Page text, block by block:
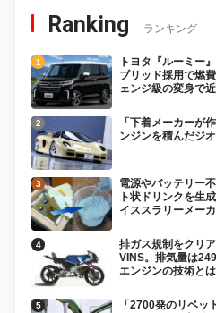
Ranking ランキング
トヨタ『ルーミー
ブリッド採用で燃
ェンジ級の変身で
「下着メーカーが
ンジンを積んだジ
電源やバッテリー
ト状ドリンクを生
イススラリーメー
排ガス規制をクリ
VINS。排気量は
エンジンの技術とは
「2700発のリベッ